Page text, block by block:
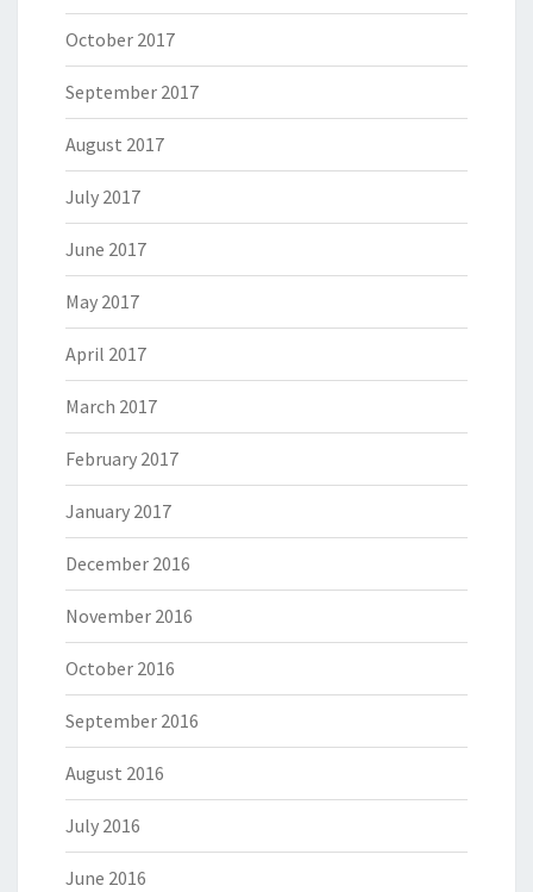
October 2017
September 2017
August 2017
July 2017
June 2017
May 2017
April 2017
March 2017
February 2017
January 2017
December 2016
November 2016
October 2016
September 2016
August 2016
July 2016
June 2016